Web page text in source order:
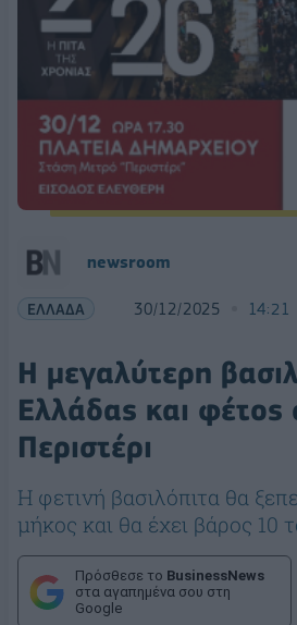
newsroom
ΕΛΛΑΔΑ 30/12/2025 14:21
Η μεγαλύτερη
Ελλάδας και φέτος
Περιστέρι
Η φετινή βασιλόπιτα θα
μήκος και θα έχει βάρος 10
Πρόσθεσε το BusinessNews
στα αγαπημένα σου στη
Google